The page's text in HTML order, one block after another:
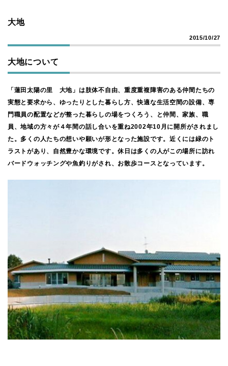
大地
2015/10/27
大地について
「蓮田太陽の里 大地」は肢体不自由、重度重複障害のある仲間たちの
実態と要求から、ゆったりとした暮らし方、快適な生活空間の設備、専
門職員の配置などが整った暮らしの場をつくろう、と仲間、家族、職
員、地域の方々が４年間の話し合いを重ね2002年10月に開所がされまし
た。多くの人たちの想いや願いが形となった施設です。近くには緑のト
ラストがあり、自然豊かな環境です。休日は多くの人がこの場所に訪れ
バードウォッチングや魚釣りがされ、お散歩コースとなっています。